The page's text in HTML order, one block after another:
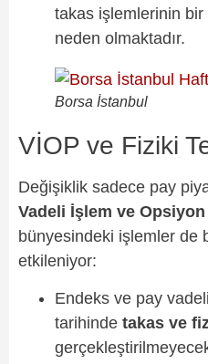
takas işlemlerinin
neden olmaktadır.
Borsa İstanbul
VİOP ve Fiziki
Değişiklik sadece pay
Vadeli İşlem ve Opsiyon
bünyesindeki işlemler de
etkileniyor:
Endeks ve pay
tarihinde takas ve